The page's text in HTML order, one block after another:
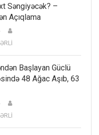
Səngiyəcək? –
Açıqlama
Başlayan Güclü
48 Ağac Aşıb, 63